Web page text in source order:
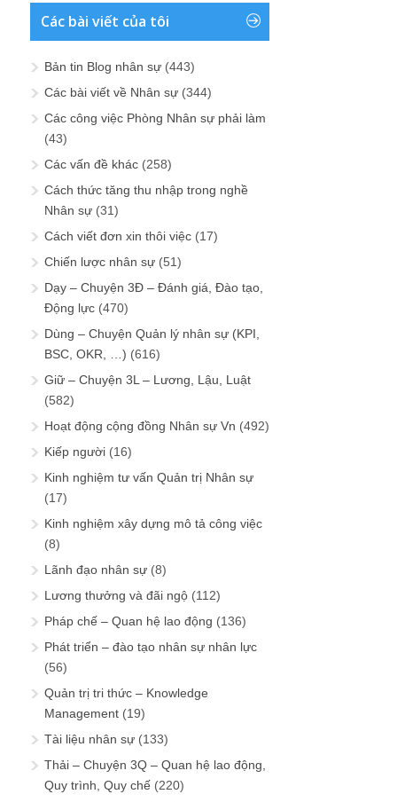
Các bài viết của tôi
Bản tin Blog nhân sự (443)
Các bài viết về Nhân sự (344)
Các công việc Phòng Nhân sự phải làm
(43)
Các vấn đề khác (258)
Cách thức tăng thu nhập trong nghề
Nhân sự (31)
Cách viết đơn xin thôi việc (17)
Chiến lược nhân sự (51)
Dạy – Chuyện 3Đ – Đánh giá, Đào tạo,
Động lực (470)
Dùng – Chuyện Quản lý nhân sự (KPI,
BSC, OKR, …) (616)
Giữ – Chuyện 3L – Lương, Lậu, Luật
(582)
Hoạt động cộng đồng Nhân sự Vn (492)
Kiếp người (16)
Kinh nghiệm tư vấn Quản trị Nhân sự
(17)
Kinh nghiệm xây dựng mô tả công việc
(8)
Lãnh đạo nhân sự (8)
Lương thưởng và đãi ngộ (112)
Pháp chế – Quan hệ lao động (136)
Phát triển – đào tạo nhân sự nhân lực
(56)
Quản trị tri thức – Knowledge
Management (19)
Tài liệu nhân sự (133)
Thải – Chuyện 3Q – Quan hệ lao động,
Quy trình, Quy chế (220)